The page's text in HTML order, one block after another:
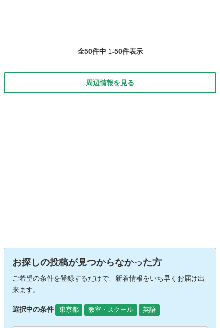
全50件中 1-50件表示
周辺情報を見る
お探しの投稿が見つからなかった方
ご希望の条件を登録するだけで、新着情報をいち早くお届け出
来ます。
選択中の条件 東京都 教室・スクール 英語